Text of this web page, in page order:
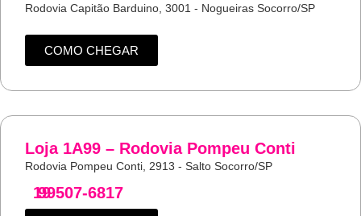
Rodovia Capitão Barduino, 3001 - Nogueiras Socorro/SP
COMO CHEGAR
Loja 1A99 – Rodovia Pompeu Conti
Rodovia Pompeu Conti, 2913 - Salto Socorro/SP
19
99507-6817